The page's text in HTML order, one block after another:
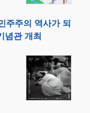
주주의 역사가 되
념관 개최